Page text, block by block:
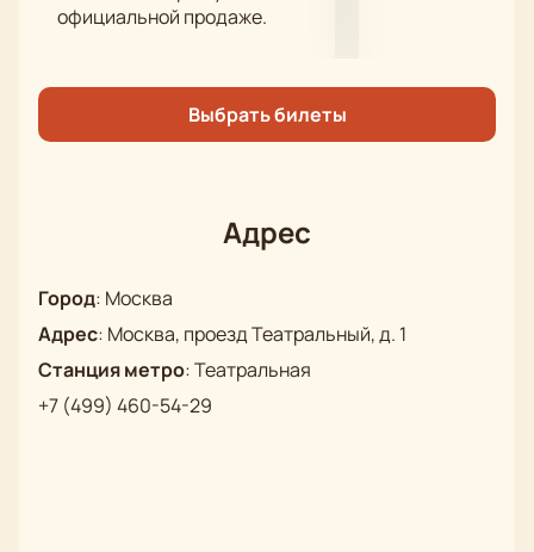
сезона.
Обратите внимание, возможна смена актёрского
Режиссёр: В.Н. Иванов
Клавдия Блохина, Алефтина Евдокимова, Наташа
Швец, Михаил Фоменко, Сергей Еремеев, Алексей
официальной продаже.
Выбрать билеты
Адрес
Город: Москва
Адрес: Москва, проезд Театральный, д. 1
Станция метро:Театральная
+7 (499) 460-54-29